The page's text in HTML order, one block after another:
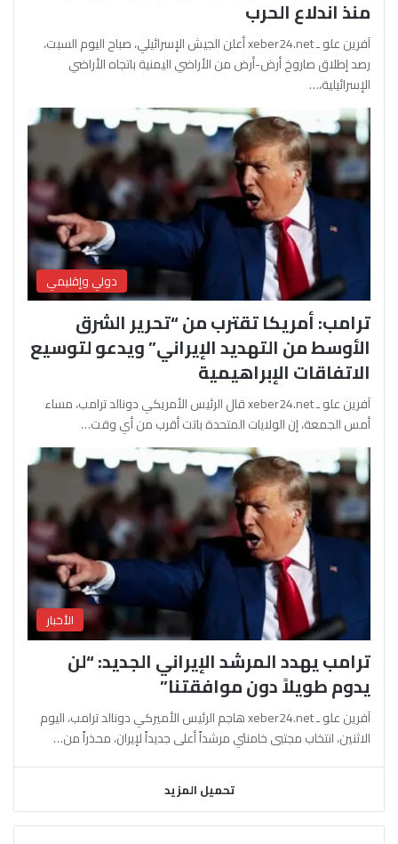
منذ اندلاع الحرب
آفرين علو ـ xeber24.net أعلن الجيش الإسرائيلي، صباح اليوم السبت،
رصد إطلاق صاروخ أرض-أرض من الأراضي اليمنية باتجاه الأراضي
الإسرائيلية،…
دولي وإقليمي
ترامب: أمريكا تقترب من “تحرير الشرق
الأوسط من التهديد الإيراني” ويدعو لتوسيع
الاتفاقات الإبراهيمية
آفرين علو ـ xeber24.net قال الرئيس الأمريكي دونالد ترامب، مساء
أمس الجمعة، إن الولايات المتحدة باتت أقرب من أي وقت…
الأخبار
ترامب يهدد المرشد الإيراني الجديد: “لن
يدوم طويلاً دون موافقتنا”
آفرين علو ـ xeber24.net هاجم الرئيس الأميركي دونالد ترامب، اليوم
الاثنين، انتخاب مجتبى خامنئي مرشداً أعلى جديداً لإيران، محذراً من…
تحميل المزيد